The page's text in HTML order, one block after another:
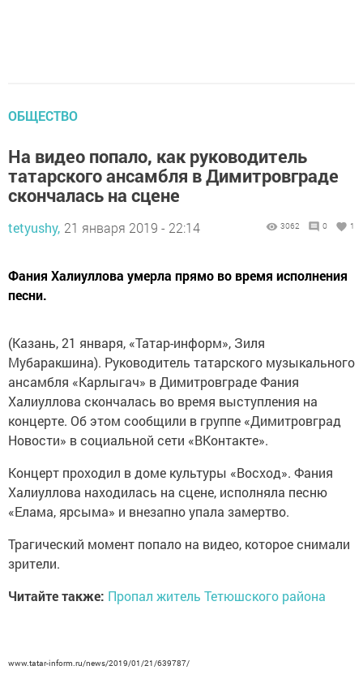
ОБЩЕСТВО
На видео попало, как руководитель
татарского ансамбля в Димитровграде
скончалась на сцене
tetyushy, 21 января 2019 - 22:14 3062 0 1
Фания Халиуллова умерла прямо во время исполнения
песни.
(Казань, 21 января, «Татар-информ», Зиля
Мубаракшина). Руководитель татарского музыкального
ансамбля «Карлыгач» в Димитровграде Фания
Халиуллова скончалась во время выступления на
концерте. Об этом сообщили в группе «Димитровград
Новости» в социальной сети «ВКонтакте».
Концерт проходил в доме культуры «Восход». Фания
Халиуллова находилась на сцене, исполняла песню
«Елама, ярсыма» и внезапно упала замертво.
Трагический момент попало на видео, которое снимали
зрители.
Читайте также: Пропал житель Тетюшского района
www.tatar-inform.ru/news/2019/01/21/639787/